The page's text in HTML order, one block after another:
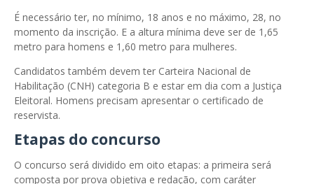
É necessário ter, no mínimo, 18 anos e no máximo, 28, no
momento da inscrição. E a altura mínima deve ser de 1,65
metro para homens e 1,60 metro para mulheres.
Candidatos também devem ter Carteira Nacional de
Habilitação (CNH) categoria B e estar em dia com a Justiça
Eleitoral. Homens precisam apresentar o certificado de
reservista.
Etapas do concurso
O concurso será dividido em oito etapas: a primeira será
composta por prova objetiva e redação, com caráter